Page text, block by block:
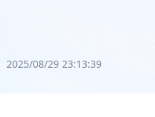
2025/08/29 23:13:39